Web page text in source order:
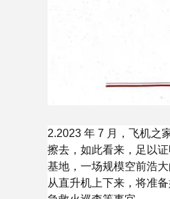
2.2023 年 7 月，飞机之
擦去，如此看来，足以
基地，一场规模空前浩
从直升机上下来，将准